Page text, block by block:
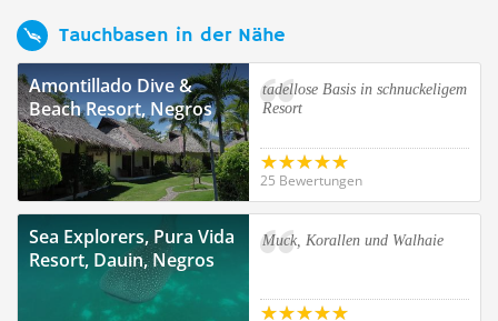
Tauchbasen in der Nähe
Amontillado Dive &
Beach Resort, Negros
tadellose Basis in schnuckeligem
Resort
25 Bewertungen
Sea Explorers, Pura Vida
Resort, Dauin, Negros
Muck, Korallen und Walhaie